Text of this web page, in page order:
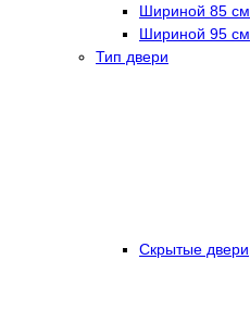
Шириной 85 см
Шириной 95 см
Тип двери
Скрытые двери